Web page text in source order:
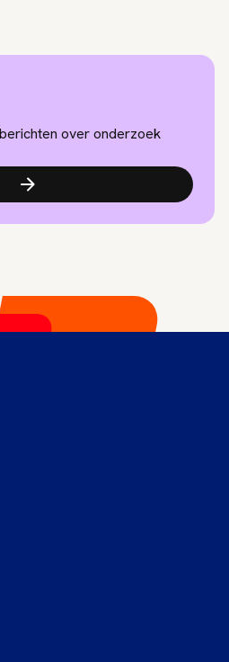
over onderzoek